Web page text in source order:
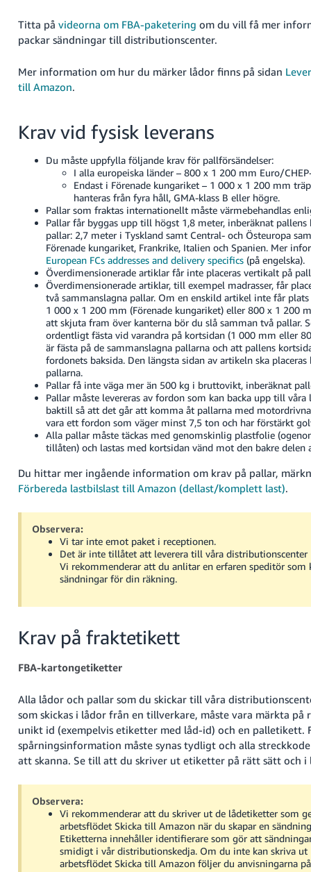
Titta på videorna om FBA-paketering om du vill få mer
packar sändningar till distributionscenter.
Mer information om hur du märker lådor finns på sidan
till Amazon.
Krav vid fysisk leverans
Du måste uppfylla följande krav för pallförsändelser:
I alla europeiska länder – 800 x 1 200 mm Euro/
Endast i Förenade kungariket – 1 000 x 1 200 mm
hanteras från fyra håll, GMA-klass B eller högre.
Pallar som fraktas internationellt måste värmebehandlas
Pallar får byggas upp till högst 1,8 meter, inberäknat pallens
pallar: 2,7 meter i Tyskland samt Central- och Östeuropa
Förenade kungariket, Frankrike, Italien och Spanien. Mer
European FCs addresses and delivery specifics(på engelska).
Överdimensionerade artiklar får inte placeras vertikalt på
Överdimensionerade artiklar, till exempel madrasser, får
två sammanslagna pallar. Om en enskild artikel inte får
1 000 x 1 200 mm (Förenade kungariket) eller 800 x 1 200
att skjuta fram över kanterna bör du slå samman två pallar.
ordentligt fästa vid varandra på kortsidan (1 000 mm eller
är fästa på de sammanslagna pallarna och att pallens
fordonets baksida. Den längsta sidan av artikeln ska
pallarna.
Pallar få inte väga mer än 500 kg i bruttovikt, inberäknat
Pallar måste levereras av fordon som kan backa upp till våra
baktill så att det går att komma åt pallarna med
vara ett fordon som väger minst 7,5 ton och har förstärkt
Alla pallar måste täckas med genomskinlig plastfolie
tillåten) och lastas med kortsidan vänd mot den bakre delen
Du hittar mer ingående information om krav på pallar,
Förbereda lastbilslast till Amazon (dellast/komplett last).
Observera:
Vi tar inte emot paket i receptionen.
Det är inte tillåtet att leverera till våra
Vi rekommenderar att du anlitar en erfaren speditör som
sändningar för din räkning.
Krav på fraktetikett
FBA-kartongetiketter
Alla lådor och pallar som du skickar till våra
som skickas i lådor från en tillverkare, måste vara märkta
unikt id (exempelvis etiketter med låd-id) och en palletikett.
spårningsinformation måste synas tydligt och alla
att skanna. Se till att du skriver ut etiketter på rätt sätt och i
Observera:
Vi rekommenderar att du skriver ut de lådetiketter som
arbetsflödet Skicka till Amazon när du skapar en
Etiketterna innehåller identifierare som gör att
smidigt i vår distributionskedja. Om du inte kan skriva
arbetsflödet Skicka till Amazon följer du anvisningarna